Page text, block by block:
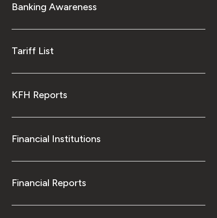
Banking Awareness
Tariff List
KFH Reports
Financial Institutions
Financial Reports